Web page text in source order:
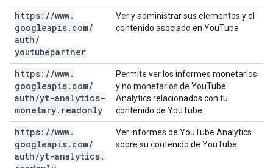
https: //www.
googleapis. com/
auth/
youtubepartner
Ver y administrar sus elementos y el
contenido asociado en YouTube
https: //www.
googleapis. com/
auth/yt-analytics-
monetary. readonly
Permite ver los informes monetarios
y no monetarios de YouTube
Analytics relacionados con tu
contenido de YouTube
https: //www.
googleapis. com/
auth/yt-analytics.
Ver informes de YouTube Analytics
sobre su contenido de YouTube